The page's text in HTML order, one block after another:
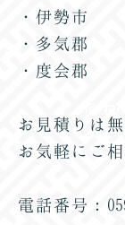
・伊勢市
・多気郡
・度会郡
お見積りは無
お気軽にご
電話番号：